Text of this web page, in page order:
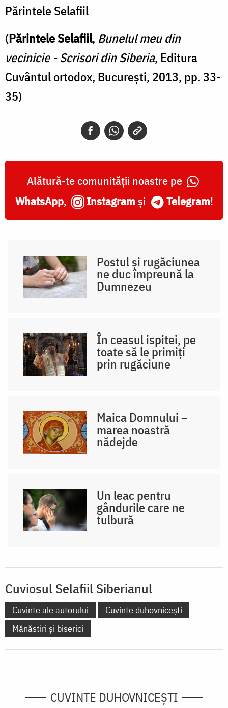
Părintele Selafiil
(Părintele Selafiil, Bunelul meu din
vecinicie - Scrisori din Siberia, Editura
Cuvântul ortodox, București, 2013, pp. 33-
35)
Alătură-te comunității noastre pe
WhatsApp, Instagram și Telegram!
Postul și rugăciunea
ne duc împreună la
Dumnezeu
În ceasul ispitei, pe
toate să le primiți
prin rugăciune
Maica Domnului –
marea noastră
nădejde
Un leac pentru
gândurile care ne
tulbură
Cuviosul Selafiil Siberianul
Cuvinte ale autorului
Cuvinte duhovnicești
Mănăstiri și biserici
CUVINTE DUHOVNICEȘTI